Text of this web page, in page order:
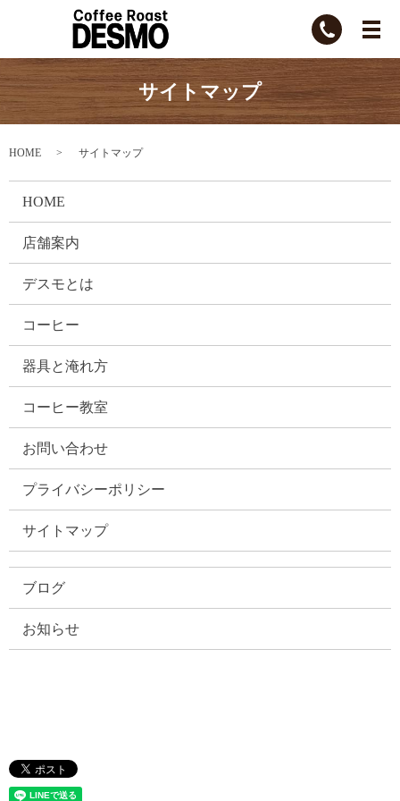
サイトマップ
HOME サイトマップ
HOME
店舗案内
デスモとは
コーヒー
器具と淹れ方
コーヒー教室
お問い合わせ
プライバシーポリシー
サイトマップ
ブログ
お知らせ